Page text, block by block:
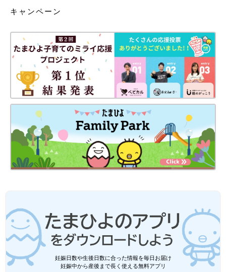
キャンペーン
妊娠日数や生後日数に合った情報を毎日お届け
妊娠中から産後まで長く使える無料アプリ